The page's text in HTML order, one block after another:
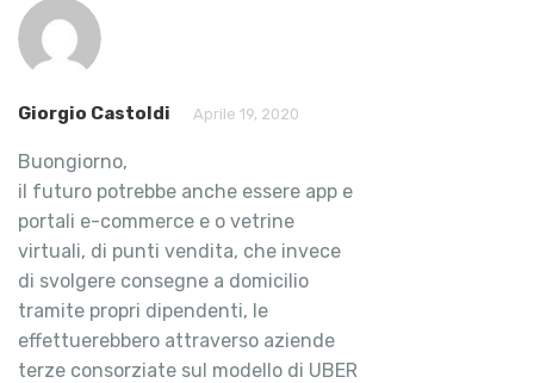
Giorgio Castoldi Aprile 19, 2020
Buongiorno,
il futuro potrebbe anche essere app e
portali e-commerce e o vetrine
virtuali, di punti vendita, che invece
di svolgere consegne a domicilio
tramite propri dipendenti, le
effettuerebbero attraverso aziende
terze consorziate sul modello di UBER